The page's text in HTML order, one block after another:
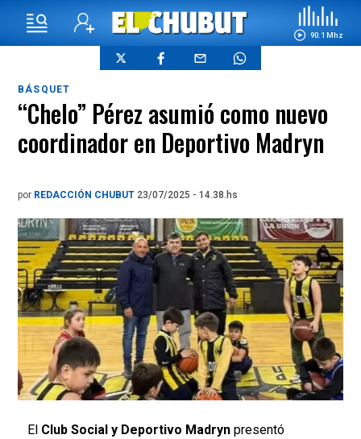
90.1 Mhz
BÁSQUET
“Chelo” Pérez asumió como nuevo
coordinador en Deportivo Madryn
por REDACCIÓN CHUBUT 23/07/2025 - 14.38.hs
El Club Social y Deportivo Madryn presentó